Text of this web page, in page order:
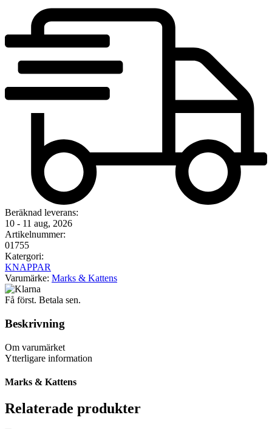
Beräknad leverans:
10 - 11 aug, 2026
Artikelnummer:
01755
Katergori:
KNAPPAR
Varumärke: Marks & Kattens
Få först. Betala sen.
Beskrivning
Om varumärket
Ytterligare information
Marks & Kattens
Relaterade produkter